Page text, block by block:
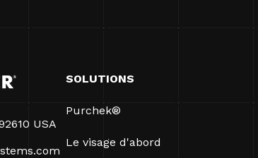
USA
SOLUTIONS
Purchek®
Le visage d'abord